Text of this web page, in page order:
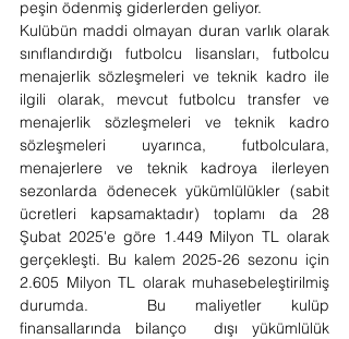
peşin ödenmiş giderlerden geliyor.
Kulübün maddi olmayan duran varlık olarak
sınıflandırdığı futbolcu lisansları, futbolcu
menajerlik sözleşmeleri ve teknik kadro ile
ilgili olarak, mevcut futbolcu transfer ve
menajerlik sözleşmeleri ve teknik kadro
sözleşmeleri uyarınca, futbolculara,
menajerlere ve teknik kadroya ilerleyen
sezonlarda ödenecek yükümlülükler (sabit
ücretleri kapsamaktadır) toplamı da 28
Şubat 2025'e göre 1.449 Milyon TL olarak
gerçekleşti. Bu kalem 2025-26 sezonu için
2.605 Milyon TL olarak muhasebeleştirilmiş
durumda.  Bu maliyetler kulüp
finansallarında bilanço  dışı yükümlülük